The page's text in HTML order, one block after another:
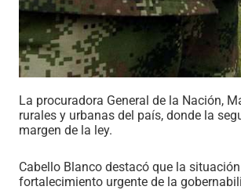
La procuradora General de la Nación,
rurales y urbanas del país, donde la
margen de la ley.
Cabello Blanco destacó que la
fortalecimiento urgente de la